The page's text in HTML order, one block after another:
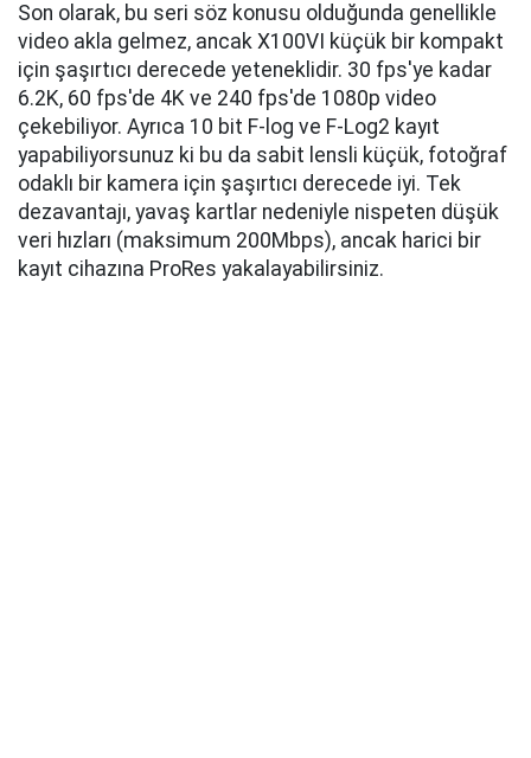
Son olarak, bu seri söz konusu olduğunda genellikle
video akla gelmez, ancak X100VI küçük bir kompakt
için şaşırtıcı derecede yeteneklidir. 30 fps'ye kadar
6.2K, 60 fps'de 4K ve 240 fps'de 1080p video
çekebiliyor. Ayrıca 10 bit F-log ve F-Log2 kayıt
yapabiliyorsunuz ki bu da sabit lensli küçük, fotoğraf
odaklı bir kamera için şaşırtıcı derecede iyi. Tek
dezavantajı, yavaş kartlar nedeniyle nispeten düşük
veri hızları (maksimum 200Mbps), ancak harici bir
kayıt cihazına ProRes yakalayabilirsiniz.